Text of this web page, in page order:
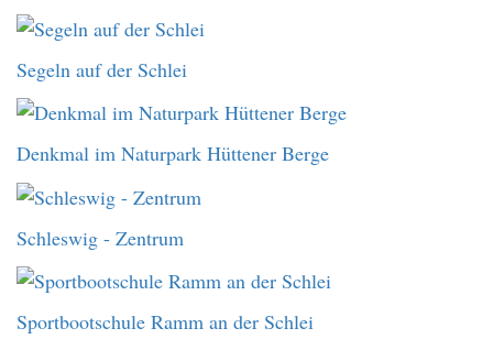
Segeln auf der Schlei
Denkmal im Naturpark Hüttener Berge
Schleswig - Zentrum
Sportbootschule Ramm an der Schlei